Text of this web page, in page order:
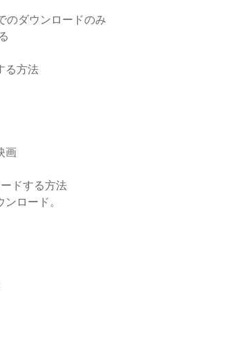
のダウンロードのみ
る方法
画
ドする方法
ロード。